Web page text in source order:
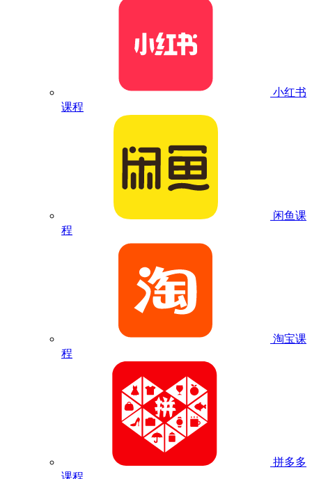
小红书
课程
闲鱼课
程
淘宝课
程
拼多多
课程